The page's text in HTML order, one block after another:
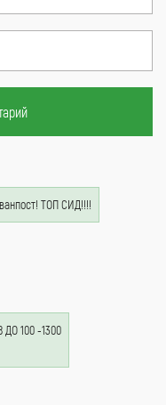
ТОП СИД!!!!
ДО 100 -1300